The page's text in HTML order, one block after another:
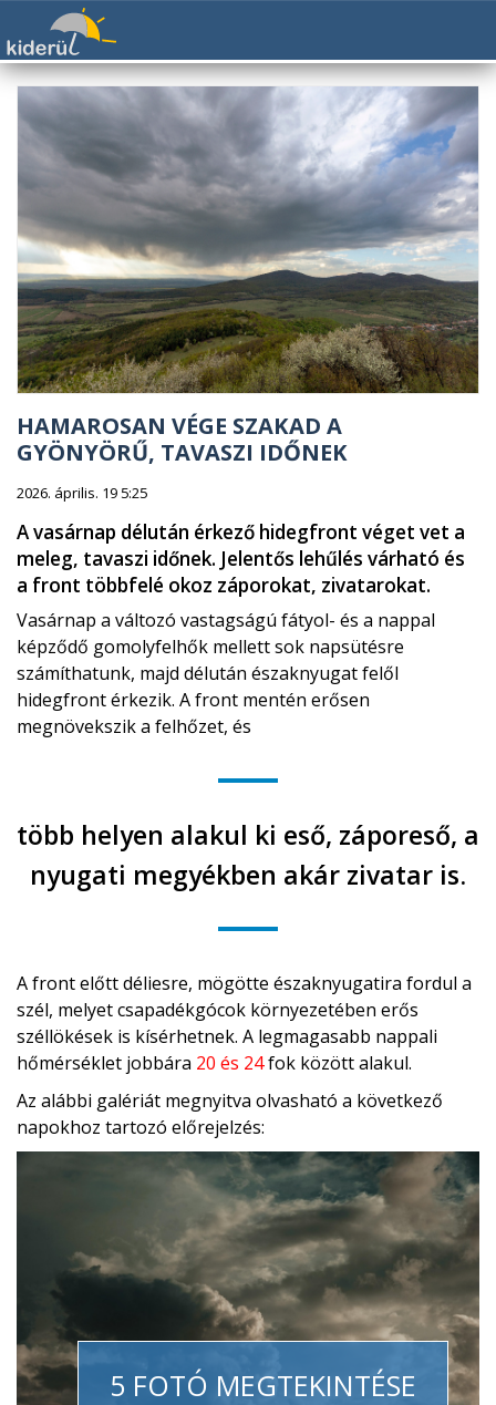
HAMAROSAN VÉGE SZAKAD A
GYÖNYÖRŰ, TAVASZI IDŐNEK
2026. április. 19 5:25
A vasárnap délután érkező hidegfront véget vet a
meleg, tavaszi időnek. Jelentős lehűlés várható és
a front többfelé okoz záporokat, zivatarokat.
Vasárnap a változó vastagságú fátyol- és a nappal
képződő gomolyfelhők mellett sok napsütésre
számíthatunk, majd délután északnyugat felől
hidegfront érkezik. A front mentén erősen
megnövekszik a felhőzet, és
több helyen alakul ki eső, záporeső, a
nyugati megyékben akár zivatar is.
A front előtt déliesre, mögötte északnyugatira fordul a
szél, melyet csapadékgócok környezetében erős
széllökések is kísérhetnek. A legmagasabb nappali
hőmérséklet jobbára 20 és 24fok között alakul.
Az alábbi galériát megnyitva olvasható a következő
napokhoz tartozó előrejelzés:
5 FOTÓ MEGTEKINTÉSE